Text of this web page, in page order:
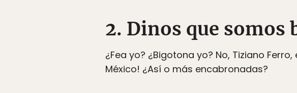
2. Dinos que somos
¿Fea yo? ¿Bigotona yo? No, Tiziano
México! ¿Así o más encabronadas?